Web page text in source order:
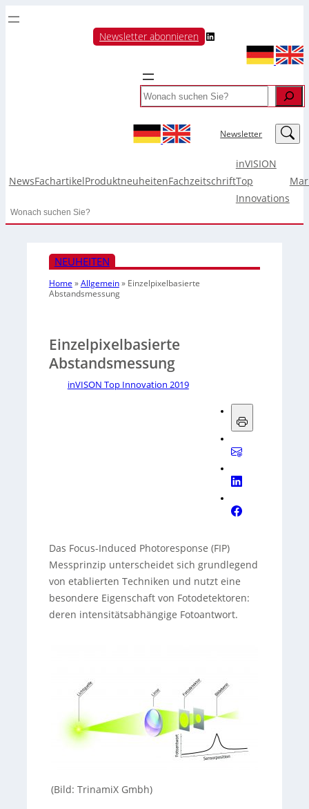
Newsletter abonnieren LinkedIn
Search
Newsletter LinkedIn
NewsFachartikelProduktneuheitenFachzeitschrift
inVISION
Top
Innovations
Search
NEUHEITEN
Home »Allgemein» Einzelpixelbasierte
Abstandsmessung
Einzelpixelbasierte
Abstandsmessung
inVISON Top Innovation 2019
Das Focus-Induced Photoresponse (FIP)
Messprinzip unterscheidet sich grundlegend
von etablierten Techniken und nutzt eine
besondere Eigenschaft von Fotodetektoren:
deren intensitätsabhängige Fotoantwort.
(Bild: TrinamiX Gmbh)